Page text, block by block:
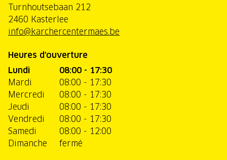
Turnhoutsebaan 212
2460 Kasterlee
info@karchercentermaes.be
Heures d'ouverture
Lundi
08:00 - 17:30
Mardi
08:00 - 17:30
Mercredi
08:00 - 17:30
Jeudi
08:00 - 17:30
Vendredi
08:00 - 17:30
Samedi
08:00 - 12:00
Dimanche
fermé